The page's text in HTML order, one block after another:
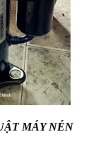
MÁY NÉN